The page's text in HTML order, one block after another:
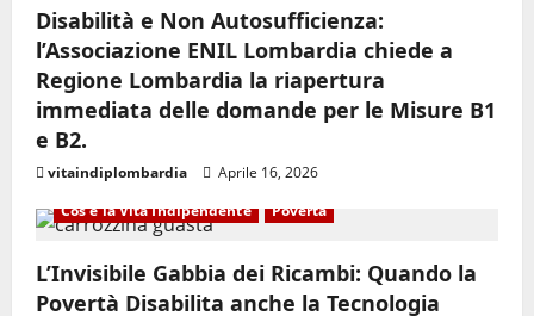
Disabilità e Non Autosufficienza:
l’Associazione ENIL Lombardia chiede a
Regione Lombardia la riapertura
immediata delle domande per le Misure B1
e B2.
vitaindiplombardia
Aprile 16, 2026
Cos'è la Vita Indipendente
Povertà
L’Invisibile Gabbia dei Ricambi: Quando la
Povertà Disabilita anche la Tecnologia